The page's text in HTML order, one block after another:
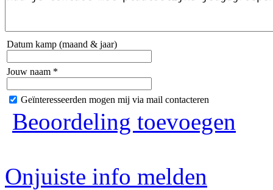
Datum kamp (maand & jaar)
Jouw naam *
Geïnteresseerden mogen mij via mail contacteren
Beoordeling toevoegen
Onjuiste info melden